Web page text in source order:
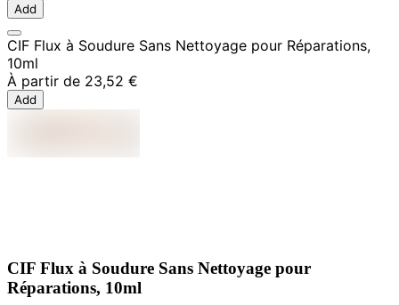
Add
CIF Flux à Soudure Sans Nettoyage pour Réparations,
10ml
À partir de 23,52 €
Add
CIF Flux à Soudure Sans Nettoyage pour
Réparations, 10ml